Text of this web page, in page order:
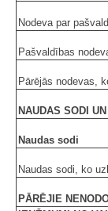
Nodeva par
Pašvaldības
Pārējās nodevas,
NAUDAS SODI
Naudas sodi
Naudas sodi, ko
PĀRĒJIE